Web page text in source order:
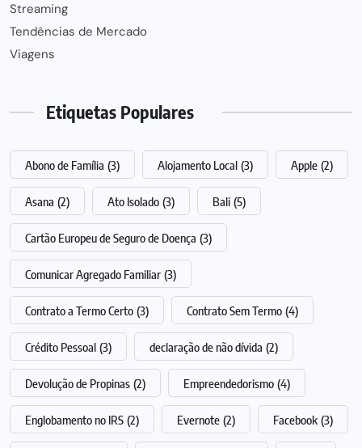
Streaming
Tendências de Mercado
Viagens
Etiquetas Populares
Abono de Família (3) Alojamento Local (3) Apple (2)
Asana (2) Ato Isolado (3) Bali (5)
Cartão Europeu de Seguro de Doença (3)
Comunicar Agregado Familiar (3)
Contrato a Termo Certo (3) Contrato Sem Termo (4)
Crédito Pessoal (3) declaração de não dívida (2)
Devolução de Propinas (2) Empreendedorismo (4)
Englobamento no IRS (2) Evernote (2) Facebook (3)